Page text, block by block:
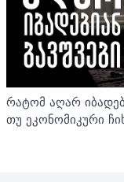
რატომ აღარ
თუ ეკონომიკური